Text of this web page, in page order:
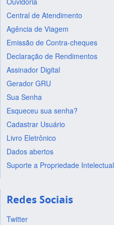
Central de Atendimento
Agência de Viagem
Emissão de Contra-cheques
Declaração de Rendimentos
Assinador Digital
Gerador GRU
Sua Senha
Esqueceu sua senha?
Cadastrar Usuário
Livro Eletrônico
Dados abertos
Suporte a Propriedade Intelectual
Redes Sociais
Twitter